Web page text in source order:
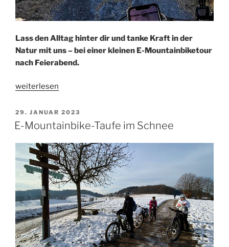
Lass den Alltag hinter dir und tanke Kraft in der
Natur mit uns – bei einer kleinen E-Mountainbiketour
nach Feierabend.
„After-
Radeln
in
Gesellschaft“
weiterlesen
VERÖFFENTLICHT
AM
29. JANUAR 2023
E-Mountainbike-Taufe im Schnee